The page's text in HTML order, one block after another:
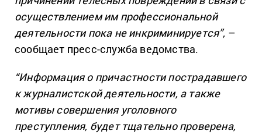
осуществлением им профессиональной
деятельности пока не инкриминируется”, –
сообщает пресс-служба ведомства.
“Информация о причастности пострадавшего
к журналистской деятельности, а также
мотивы совершения уголовного
преступления, будет тщательно проверена,